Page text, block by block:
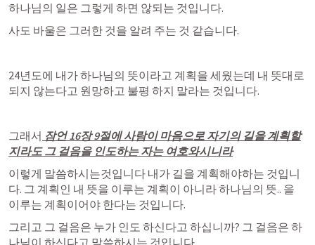
하나님의 일은 그렇게 하면 않되는 것입니다.
사도 바울은 그러한 것을 알려 주는 것 같습니다.
24년도에 내가 하나님의 뜻이라고 계획을 세웠는데 내 뜻대로
되지 않는다고 원망하고 불평 하지 말라는 것입니다.
그래서 잠언 16장 9절에 사람이 마음으로 자기의 길을 계획할
지라도 그 걸음을 인도하는 자는 여호와시니라
이렇게 말씀하시는것입니다 내가 길을 계획해야하는 것입니
다. 그 계획인 내 뜻을 이루는 계획이 아니라 하나님의 뜻.. 을
이루는 계획이어야 한다는 것입니다.
그리고 그 걸음은 누가 인도 하신다고 하십니까? 그 걸음은 하